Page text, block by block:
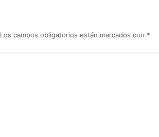
Los campos obligatorios están marcados con *